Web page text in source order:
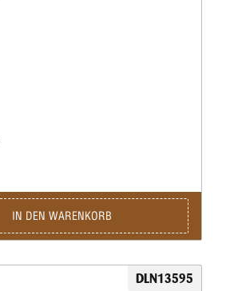
IN DEN WARENKORB
DLN13595